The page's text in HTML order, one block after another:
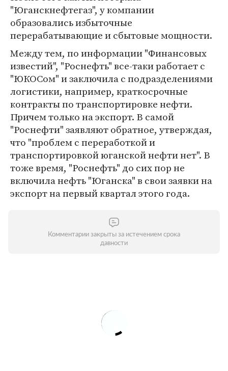
"Юганскнефтегаз", у компании
образовались избыточные
перерабатывающие и сбытовые мощности.
Между тем, по информации "Финансовых
известий", "Роснефть" все-таки работает с
"ЮКОСом" и заключила с подразделениями
логистики, например, краткосрочные
контракты по транспортировке нефти.
Причем только на экспорт. В самой
"Роснефти" заявляют обратное, утверждая,
что "проблем с переработкой и
транспортировкой юганской нефти нет". В
тоже время, "Роснефть" до сих пор не
включила нефть "Юганска" в свои заявки на
экспорт на первый квартал этого года.
Комментарии закрыты за истечением срока
давности